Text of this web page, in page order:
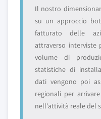
Il nostro
su un approccio
fatturato delle
attraverso interviste
volume di
statistiche di
dati vengono poi
regionali per
nell'attività reale del